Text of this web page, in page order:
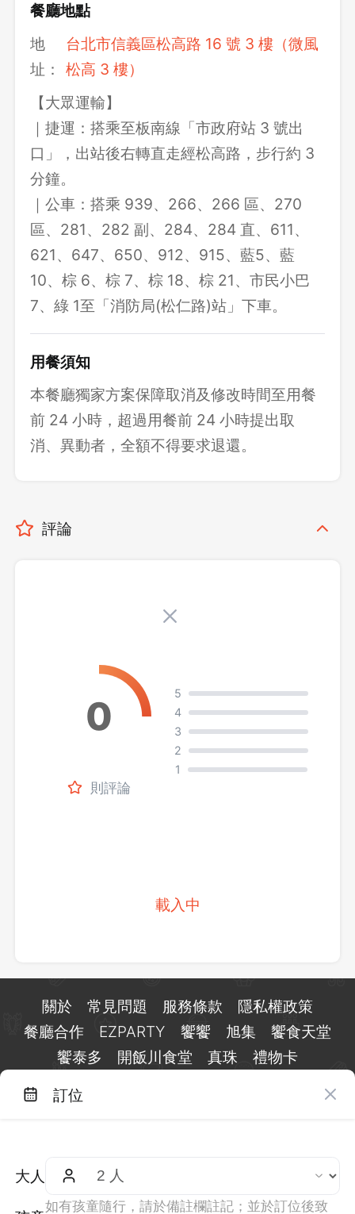
餐廳地點
地
址：
台北市信義區松高路 16 號 3 樓（微風
松高 3 樓）
【大眾運輸】
｜捷運：搭乘至板南線「市政府站 3 號出
口」，出站後右轉直走經松高路，步行約 3
分鐘。
｜公車：搭乘 939、266、266 區、270
區、281、282 副、284、284 直、611、
621、647、650、912、915、藍5、藍
10、棕 6、棕 7、棕 18、棕 21、市民小巴
7、綠 1至「消防局(松仁路)站」下車。
用餐須知
本餐廳獨家方案保障取消及修改時間至用餐
前 24 小時，超過用餐前 24 小時提出取
消、異動者，全額不得要求退還。
評論
則評論
5
4
3
2
1
載入中
訂位
大人
如有孩童隨行，請於備註欄註記；並於訂位後致
關於 常見問題 服務條款
隱私權政策
餐廳合作
EZPARTY 饗饗 旭集
饗食天堂
饗泰多
開飯川食堂 真珠 禮物卡
週一至週日 10:00 至 18:00（國定假日除外）
統編：29084823